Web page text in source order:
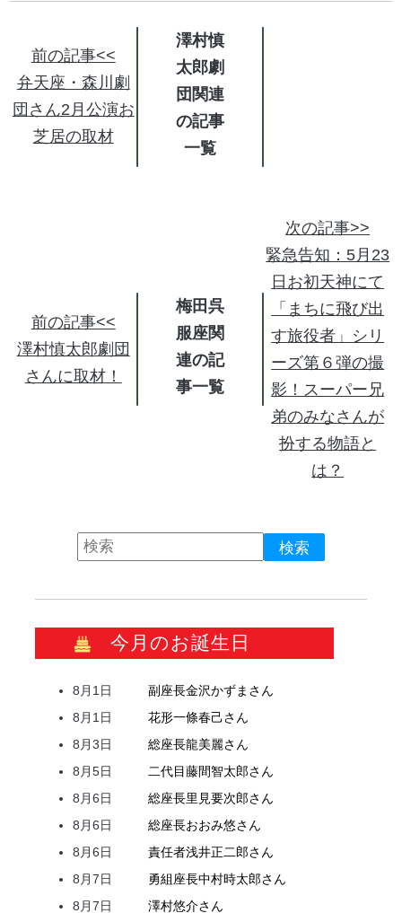
前の記事<<
弁天座・森川劇
団さん2月公演お
芝居の取材
澤村慎
太郎劇
団関連
の記事
前の記事<<
澤村慎太郎劇団
さんに取材！
梅田呉
服座関
連の記
事
次の記事>>
緊急告知：5月23
日お初天神にて
「まちに飛び出
す旅役者」シリ
ーズ第６弾の撮
影！スーパー兄
弟のみなさんが
扮する物語と
は？
今月のお誕生日
8月1日 副座長金沢かずま さん
8月1日
花形一條春己さん
8月3日
総座長龍美麗さん
8月5日
二代目藤間智太郎さん
8月6日
総座長里見要次郎さん
8月6日
総座長おおみ悠さん
8月6日
責任者浅井正二郎さん
8月7日
勇組座長中村時太郎さん
8月7日
澤村悠介さん